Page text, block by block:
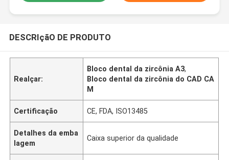
DESCRIçãO DE PRODUTO
Realçar:
Bloco dental da zircônia A3,
Bloco dental da zircônia do CAD CA
M
Certificação CE, FDA, ISO13485
Detalhes da emba
lagem
Caixa superior da qualidade